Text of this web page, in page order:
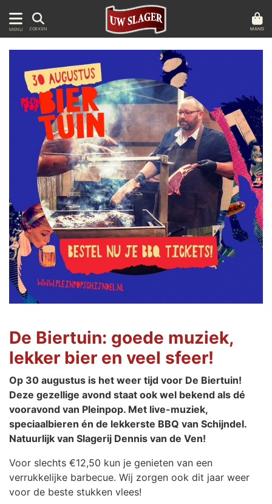
MENU ZOEKEN MAND
De Biertuin: goede muziek,
lekker bier en veel sfeer!
Op 30 augustus is het weer tijd voor De Biertuin!
Deze gezellige avond staat ook wel bekend als dé
vooravond van Pleinpop. Met live-muziek,
speciaalbieren én de lekkerste BBQ van Schijndel.
Natuurlijk van Slagerij Dennis van de Ven!
Voor slechts €12,50 kun je genieten van een
verrukkelijke barbecue. Wij zorgen ook dit jaar weer
voor de beste stukken vlees!